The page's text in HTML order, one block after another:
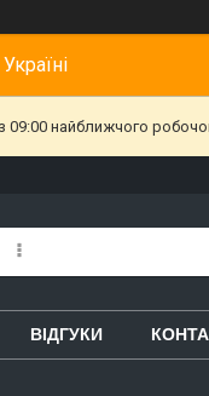
09:00 найближчого
ВІДГУКИ